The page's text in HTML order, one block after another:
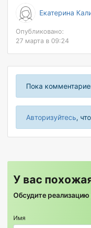
Екатерина
Опубликовано:
27 марта в 09:24
Пока
Авторизуйтесь,
У вас
Обсудите
Имя